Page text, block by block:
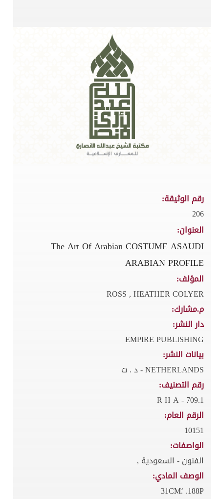
رقم الوثيقة:
206
العنوان:
The Art Of Arabian COSTUME ASAUDI
ARABIAN PROFILE
المؤلف:
ROSS , HEATHER COLYER
م.مشارك:
دار النشر:
EMPIRE PUBLISHING
بيانات النشر:
NETHERLANDS - د . ت
رقم التصنيف:
709.1 - R H A
الرقم العام:
10151
الواصفات:
الفنون - السعودية ,
الوصف المادي:
188P. ؛31CM